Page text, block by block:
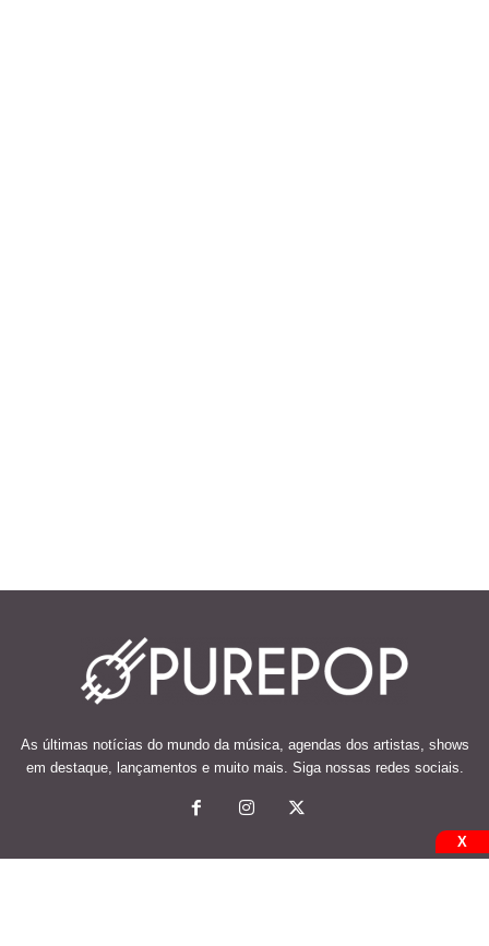
As últimas notícias do mundo da música, agendas dos artistas, shows
em destaque, lançamentos e muito mais. Siga nossas redes sociais.
X